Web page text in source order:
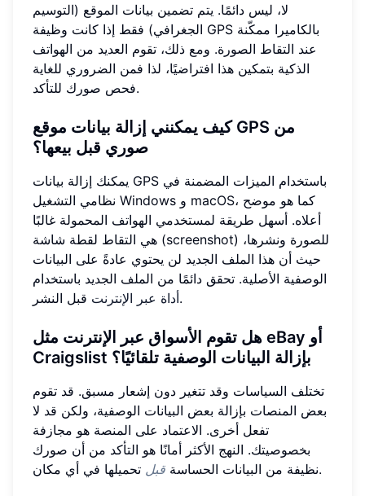
لا، ليس دائمًا. يتم تضمين بيانات الموقع (التوسيم
الجغرافي) فقط إذا كانت وظيفة GPS بالكاميرا ممكّنة
عند التقاط الصورة. ومع ذلك، تقوم العديد من الهواتف
الذكية بتمكين هذا افتراضيًا، لذا فمن الضروري للغاية
فحص صورك للتأكد.
كيف يمكنني إزالة بيانات موقع GPS من
صوري قبل بيعها؟
يمكنك إزالة بيانات GPS باستخدام الميزات المضمنة في
نظامي التشغيل Windows و macOS، كما هو موضح
أعلاه. أسهل طريقة لمستخدمي الهواتف المحمولة غالبًا
هي التقاط لقطة شاشة (screenshot) للصورة ونشرها،
حيث أن هذا الملف الجديد لن يحتوي عادةً على البيانات
الوصفية الأصلية. تحقق دائمًا من الملف الجديد باستخدام
أداة عبر الإنترنتقبل النشر.
هل تقوم الأسواق عبر الإنترنت مثل eBay أو
Craigslist بإزالة البيانات الوصفية تلقائيًا؟
تختلف السياسات وقد تتغير دون إشعار مسبق. قد تقوم
بعض المنصات بإزالة بعض البيانات الوصفية، ولكن قد لا
تفعل أخرى. الاعتماد على المنصة هو مجازفة
بخصوصيتك. النهج الأكثر أمانًا هو التأكد من أن صورك
نظيفة من البيانات الحساسة قبل تحميلها في أي مكان.